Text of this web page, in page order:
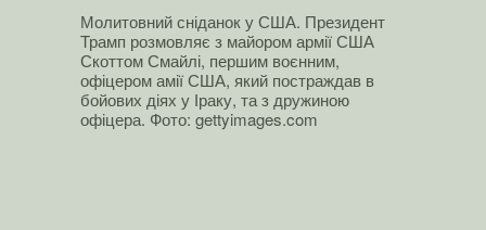
Молитовний сніданок у США. Президент
Трамп розмовляє з майором армії США
Скоттом Смайлі, першим воєнним,
офіцером амії США, який постраждав в
бойових діях у Іраку, та з дружиною
офіцера. Фото: gettyimages.com